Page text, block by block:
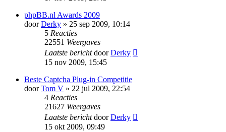
phpBB.nl Awards 2009
doorDerky » 25 sep 2009, 10:14
5 Reacties
22551 Weergaves
Laatste berichtdoorDerky
15 nov 2009, 15:45
Beste Captcha Plug-in Competitie
doorTom V » 22 jul 2009, 22:54
4 Reacties
21627 Weergaves
Laatste berichtdoorDerky
15 okt 2009, 09:49